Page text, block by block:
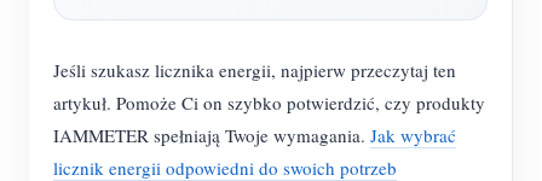
Automatyka domowa
Monitorowanie energii w fabryce
Dokumentacja
Film instruktażowy
Społeczność
Program współtwórców
Rozwiązania
Kontakt
Jeśli szukasz licznika energii, najpierw przeczytaj ten
artykuł. Pomoże Ci on szybko potwierdzić, czy produkty
IAMMETER spełniają Twoje wymagania. Jak wybrać
licznik energii odpowiedni do swoich potrzeb